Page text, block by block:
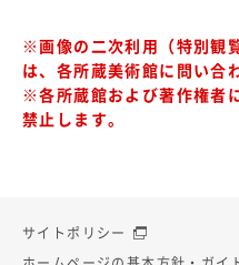
※画像の二次利用（特別観
は、各所蔵美術館に問い合
※各所蔵館および著作権者
禁止します。
サイトポリシー